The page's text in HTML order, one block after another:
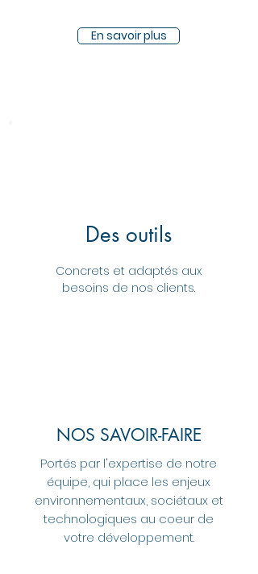
En savoir plus
Des outils
Concrets et adaptés aux
besoins de nos clients.
NOS SAVOIR-FAIRE
Portés par l'expertise de notre
équipe, qui place les enjeux
environnementaux, sociétaux et
technologiques au coeur de
votre développement.